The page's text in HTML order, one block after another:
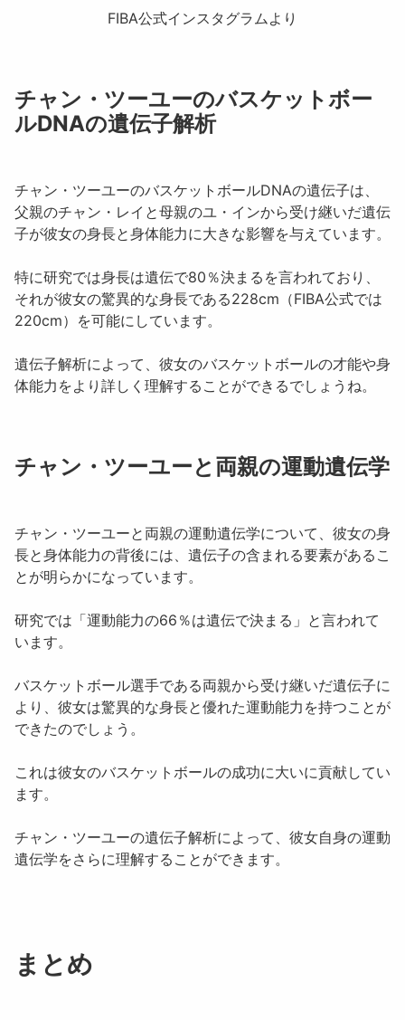
FIBA公式インスタグラムより
チャン・ツーユーのバスケットボー
ルDNAの遺伝子解析
チャン・ツーユーのバスケットボールDNAの遺伝子は、
父親のチャン・レイ と母親のユ・インから受け継いだ遺伝
子が彼女の身長と身体能力に大きな影響を与えています。
特に研究では身長は遺伝で80％決まる を言われており、
それが彼女の驚異的な身長である228cm （FIBA公式では
220cm）を可能にしています。
遺伝子解析によって、彼女のバスケットボールの才能や身
体能力をより詳しく理解することができるでしょうね。
チャン・ツーユーと両親の運動遺伝学
チャン・ツーユーと両親の運動遺伝学について、彼女の身
長と身体能力の背後には、遺伝子の含まれる要素があるこ
とが明らかになっています。
研究では「運動能力の66％は遺伝で決まる」 と言われて
います。
バスケットボール選手である両親から受け継いだ遺伝子に
より、彼女は驚異的な身長と優れた運動能力を持つことが
できたのでしょう。
これは彼女のバスケットボールの成功に大いに貢献してい
ます。
チャン・ツーユーの遺伝子解析によって、彼女自身の運動
遺伝学をさらに理解することができます。
まとめ